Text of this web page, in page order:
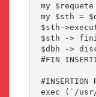
my
my $sth =
$sth-
$sth ->
$dbh ->
#FIN
exec (`/